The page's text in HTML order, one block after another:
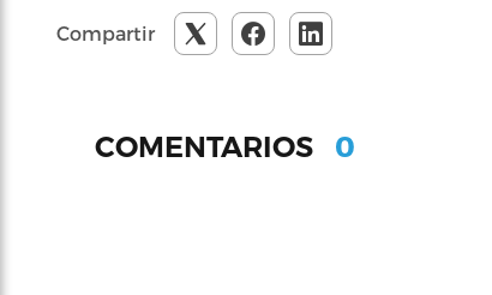
Compartir
COMENTARIOS 0